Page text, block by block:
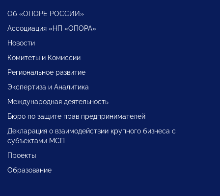
Об «ОПОРЕ РОССИИ»
Ассоциация «НП «ОПОРА»
Новости
Комитеты и Комиссии
Региональное развитие
Экспертиза и Аналитика
Международная деятельность
Бюро по защите прав предпринимателей
Декларация о взаимодействии крупного бизнеса с
субъектами МСП
Проекты
Образование